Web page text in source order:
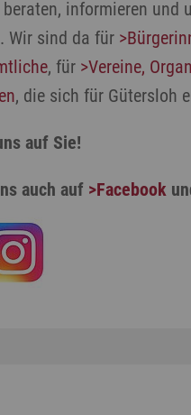
informieren und
Wir sind da für
, für >Vereine,
, die sich für Gütersloh
auf Sie!
auch auf >Facebook